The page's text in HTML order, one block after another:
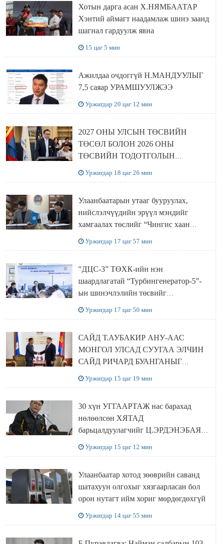
Хотын дарга асан Х.НЯМБААТАР
Хэнтий аймагт наадамлаж шинэ заанд
шагнал гардуулж явна
15 цаг 5 мин
Ажилдаа очдоггүй Н.МАНДУУЛЫГ
7,5 саяар УРАМШУУЛЖЭЭ
Уржигдар 20 цаг 12 мин
2027 ОНЫ УЛСЫН ТӨСВИЙН
ТӨСӨЛ БОЛОН 2026 ОНЫ
ТӨСВИЙН ТОДОТГОЛЫН
Уржигдар 18 цаг 26 мин
Улаанбаатарын утааг бууруулах,
нийслэлчүүдийн эрүүл мэндийг
хамгаалах төслийг “Чингис хаан
Уржигдар 17 цаг 57 мин
"ДЦС-3” ТӨХК-ийн нэн
шаардлагатай “Турбингенератор-5”-
ын шинэчлэлийн төсвийг
Уржигдар 17 цаг 50 мин
САЙД Т.АУБАКИР АНУ-ААС
МОНГОЛ УЛСАД СУУГАА ЭЛЧИН
САЙД РИЧАРД БУАНГАНЫГ
Уржигдар 15 цаг 19 мин
30 хүн УГГААРТАЖ нас барахад
нөлөөлсөн ХЯТАД
барьцалдуулагчийг Ц.ЭРДЭНЭБАЯР
Уржигдар 15 цаг 12 мин
Улаанбаатар хотод зөөврийн саванд
шатахуун олгохыг хязгаарласан бол
орон нутагт ийм хориг мөрдөгдөхгүй
Уржигдар 14 цаг 55 мин